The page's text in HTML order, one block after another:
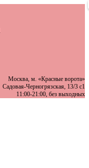
Москва, м. «Красные ворота»
Садовая-Черногрязская, 13/3 с1
11:00-21:00, без выходных